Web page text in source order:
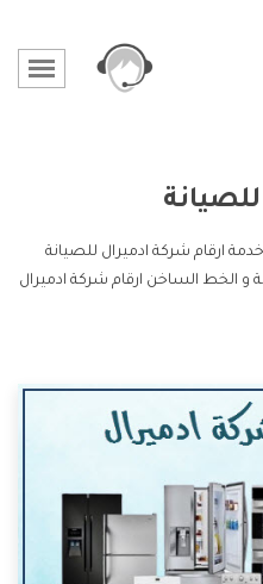
للصيانة
ارقام شركة ادميرال للصيانة
و الخط الساخن ارقام شركة ادميرال